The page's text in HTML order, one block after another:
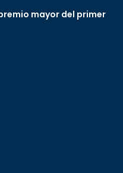
mayor del primer